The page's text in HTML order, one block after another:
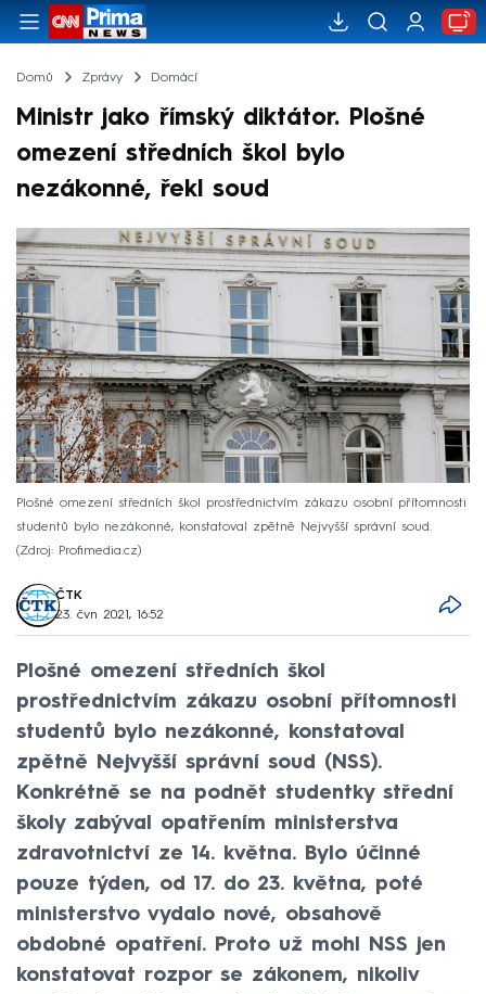
Domů Zprávy Domácí
Ministr jako římský diktátor. Plošné
omezení středních škol bylo
nezákonné, řekl soud
Plošné omezení středních škol prostřednictvím zákazu osobní přítomnosti
studentů bylo nezákonné, konstatoval zpětně Nejvyšší správní soud.
Zdroj: Profimedia.cz
ČTK
23. čvn 2021, 16:52
Plošné omezení středních škol
prostřednictvím zákazu osobní přítomnosti
studentů bylo nezákonné, konstatoval
zpětně Nejvyšší správní soud (NSS).
Konkrétně se na podnět studentky střední
školy zabýval opatřením ministerstva
zdravotnictví ze 14. května. Bylo účinné
pouze týden, od 17. do 23. května, poté
ministerstvo vydalo nové, obsahově
obdobné opatření. Proto už mohl NSS jen
konstatovat rozpor se zákonem, nikoliv